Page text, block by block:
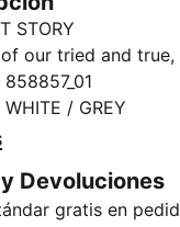
STORY
our tried and
in your car, your
Wherever a
sure they're
pair
858857_01
WHITE / GREY
Devoluciones
gratis en